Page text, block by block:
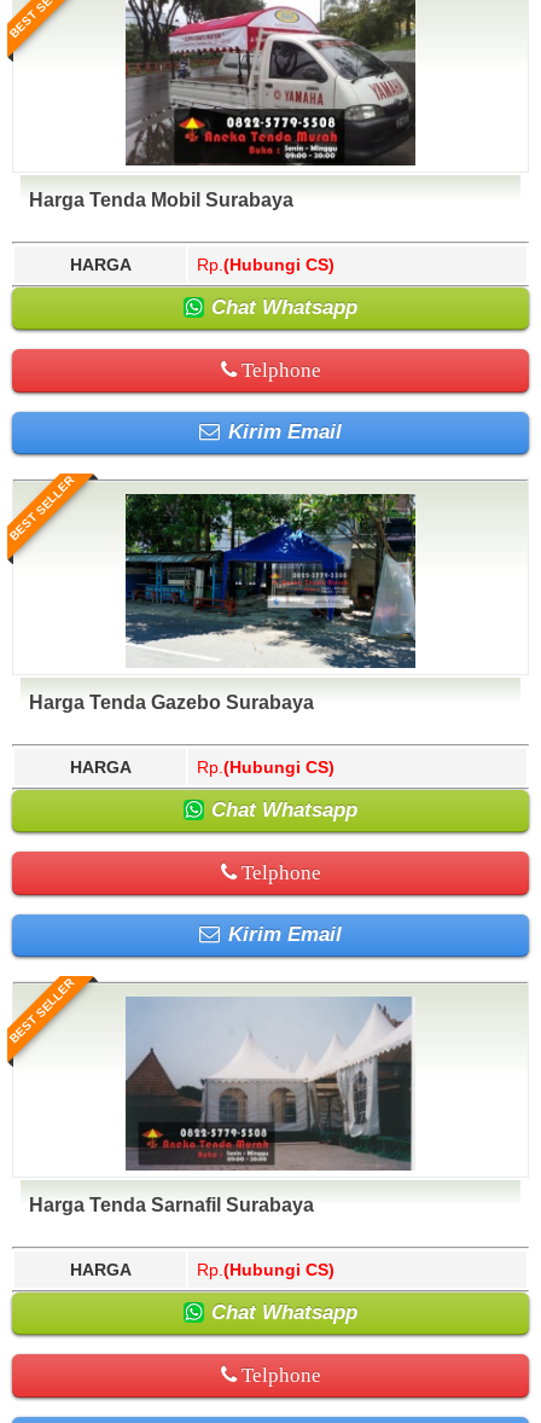
Harga Tenda Mobil Surabaya
HARGA Rp. (Hubungi CS)
Chat Whatsapp
Telphone
Kirim Email
BEST SELLER
Harga Tenda Gazebo Surabaya
HARGA Rp. (Hubungi CS)
Chat Whatsapp
Telphone
Kirim Email
BEST SELLER
Harga Tenda Sarnafil Surabaya
HARGA Rp. (Hubungi CS)
Chat Whatsapp
Telphone